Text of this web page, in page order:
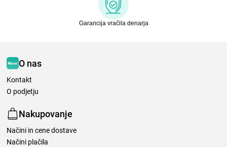
Garancija vračila denarja
O nas
Kontakt
O podjetju
Nakupovanje
Načini in cene dostave
Načini plačila